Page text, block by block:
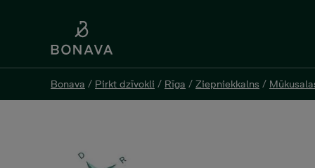
Bonava / Pirkt dzīvokli / Rīga / Ziepniekkalns /
Bonava / Pirkt dzīvokli / Rīga / Ziepniekkalns /